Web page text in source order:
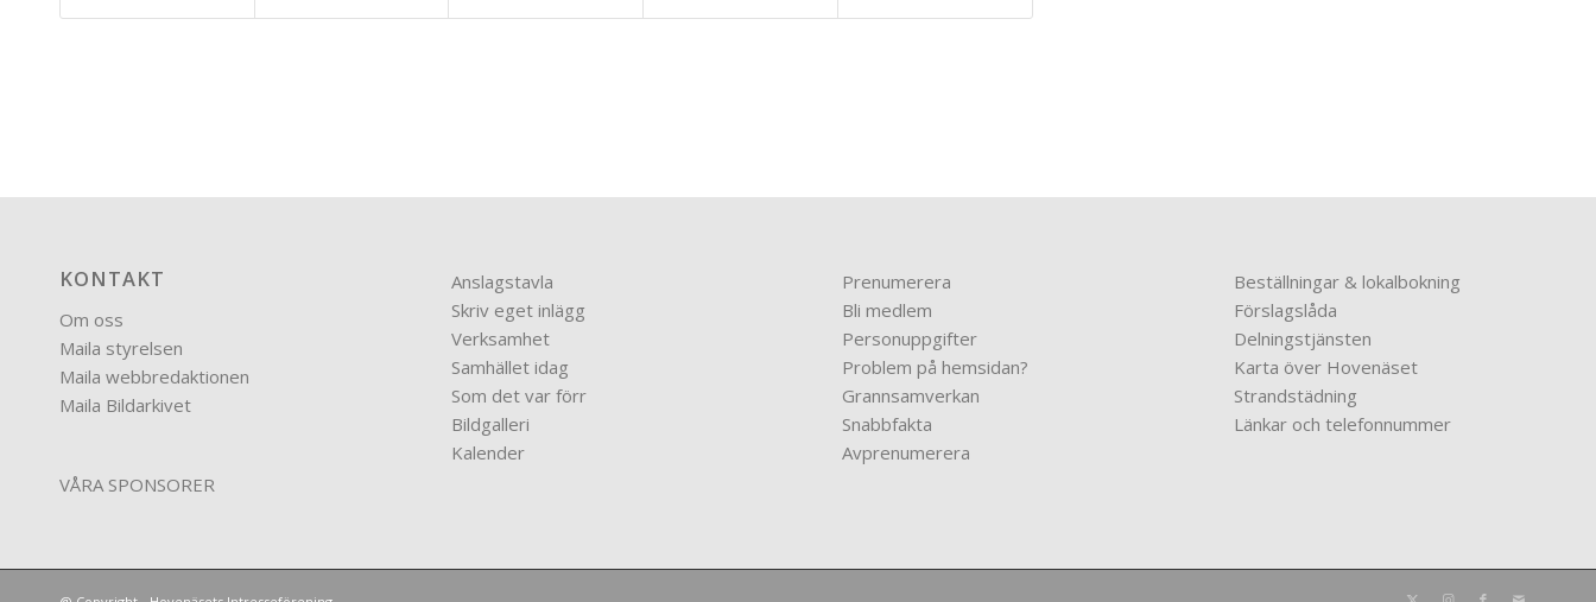
KONTAKT
Om oss
Maila styrelsen
Maila webbredaktionen
Maila Bildarkivet
VÅRA SPONSORER
Anslagstavla
Skriv eget inlägg
Verksamhet
Samhället idag
Som det var förr
Bildgalleri
Kalender
Prenumerera
Bli medlem
Personuppgifter
Problem på hemsidan?
Grannsamverkan
Snabbfakta
Avprenumerera
Beställningar & lokalbokning
Förslagslåda
Delningstjänsten
Karta över Hovenäset
Strandstädning
Länkar och telefonnummer